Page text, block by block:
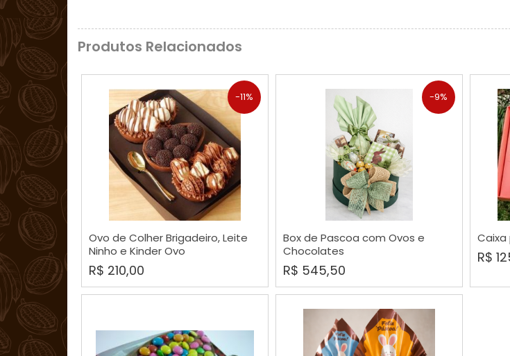
Produtos Relacionados
-11%
Ovo de Colher Brigadeiro, Leite
Ninho e Kinder Ovo
R$ 210,00
COMPRAR
-9%
Box de Pascoa com Ovos e
Chocolates
R$ 545,50
COMPRAR
Caixa
R$